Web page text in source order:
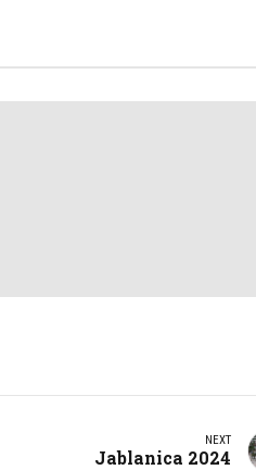
NEXT
Jablanica 2024